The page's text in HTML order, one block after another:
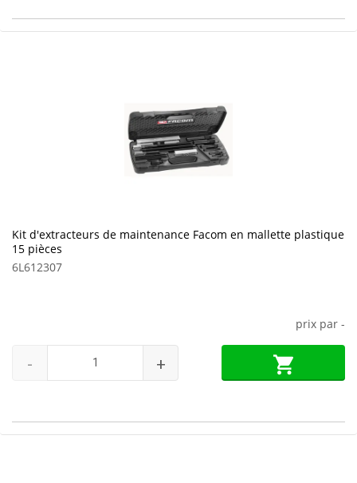
Kit d'extracteurs de maintenance Facom en mallette plastique
15 pièces
6L612307
prix par -
- +